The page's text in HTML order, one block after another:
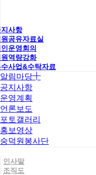
사항
공유자료실
운영회의
역량강화
사업&수탁자료
알림마당
공지사항
운영계획
언론보도
포토갤러리
홍보영상
숭덕원봉사단
인사말
조직도